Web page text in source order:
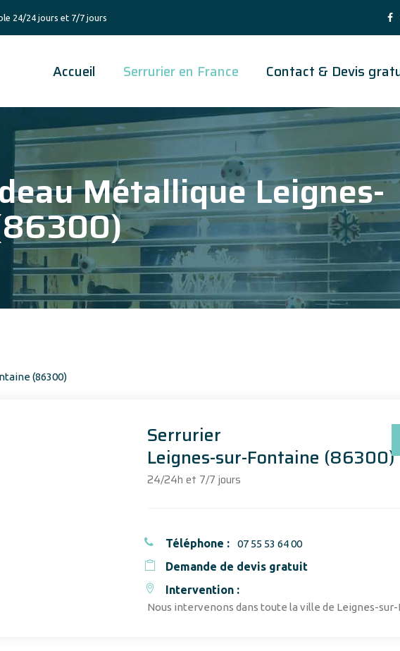
24/24 jours et 7/7 jours
Accueil Serrurier en France Contact & Devis
Métallique Leignes-
Serrurier
Leignes-sur-Fontaine (86300)
24/24h et 7/7 jours
Téléphone : 07 55 53 64 00
Demande de devis gratuit
Intervention :
Nous intervenons dans toute la ville de Leignes-sur-